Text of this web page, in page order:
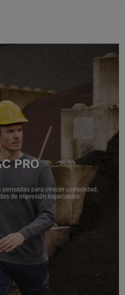
PRO
para ofrecer comodidad,
de impresión impecables.